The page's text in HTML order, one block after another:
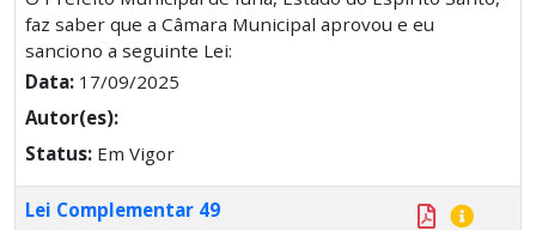
faz saber que a Câmara Municipal aprovou e eu
sanciono a seguinte Lei:
Data: 17/09/2025
Autor(es):
Status: Em Vigor
Lei Complementar 49